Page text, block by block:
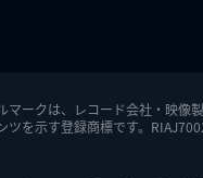
マークは、レコード会社・映像
ツを示す登録商標です。